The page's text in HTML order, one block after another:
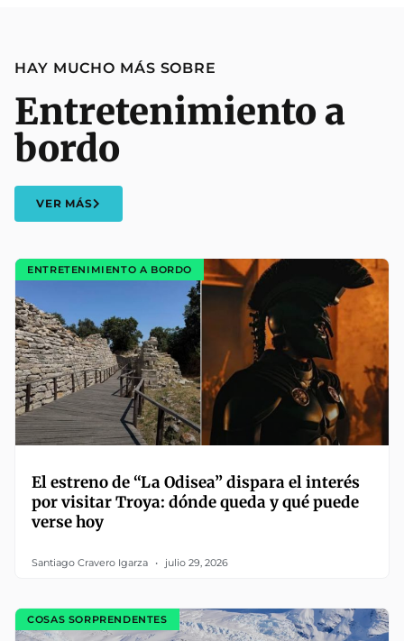
HAY MUCHO MÁS SOBRE
Entretenimiento a
bordo
VER MÁS
ENTRETENIMIENTO A BORDO
El estreno de “La Odisea” dispara el interés
por visitar Troya: dónde queda y qué puede
verse hoy
Santiago Cravero Igarza julio 29, 2026
COSAS SORPRENDENTES